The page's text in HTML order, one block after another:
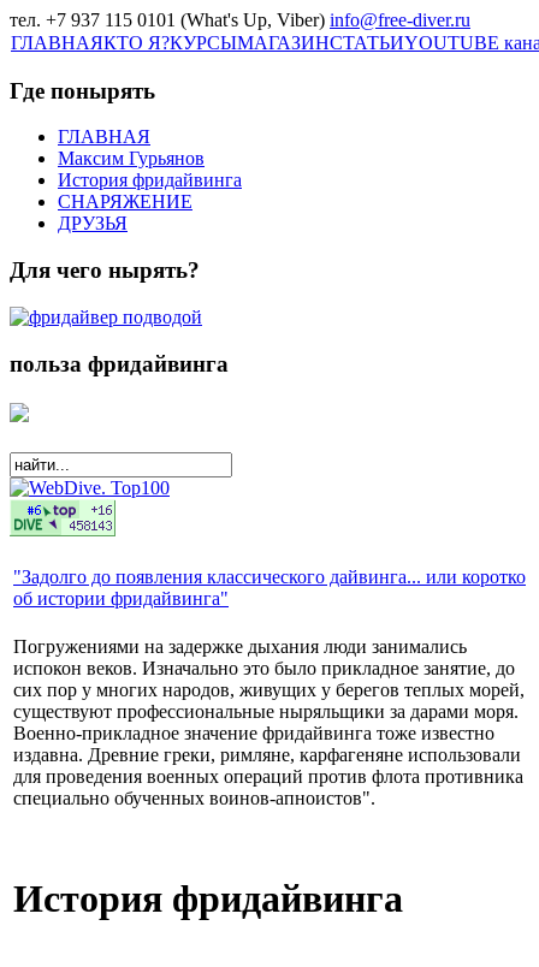
тел. +7 937 115 0101 (What's Up, Viber) info@free-diver.ru
ГЛАВНАЯКТО Я?КУРСЫМАГАЗИНСТАТЬИYOUTUBE
Где понырять
ГЛАВНАЯ
Максим Гурьянов
История фридайвинга
СНАРЯЖЕНИЕ
ДРУЗЬЯ
Для чего нырять?
польза фридайвинга
"Задолго до появления классического дайвинга... или коротко
об истории фридайвинга"
Погружениями на задержке дыхания люди занимались
испокон веков. Изначально это было прикладное занятие, до
сих пор у многих народов, живущих у берегов теплых морей,
существуют профессиональные ныряльщики за дарами моря.
Военно-прикладное значение фридайвинга тоже известно
издавна. Древние греки, римляне, карфагеняне использовали
для проведения военных операций против флота противника
специально обученных воинов-апноистов".
История фридайвинга